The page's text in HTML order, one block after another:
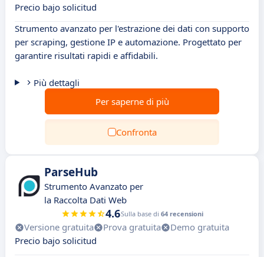
Precio bajo solicitud
Strumento avanzato per l'estrazione dei dati con supporto
per scraping, gestione IP e automazione. Progettato per
garantire risultati rapidi e affidabili.
Più dettagli
Per saperne di più
Confronta
ParseHub
Strumento Avanzato per
la Raccolta Dati Web
4.6Sulla base di 64 recensioni
Versione gratuita Prova gratuita
Demo gratuita
Precio bajo solicitud